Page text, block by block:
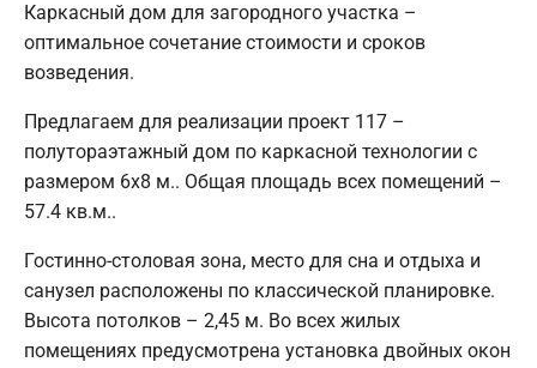
Каркасный дом для загородного участка –
оптимальное сочетание стоимости и сроков
возведения.
Предлагаем для реализации проект 117 –
полутораэтажный дом по каркасной технологии с
размером 6х8 м.. Общая площадь всех помещений –
57.4 кв.м..
Гостинно-столовая зона, место для сна и отдыха и
санузел расположены по классической планировке.
Высота потолков – 2,45 м. Во всех жилых
помещениях предусмотрена установка двойных окон